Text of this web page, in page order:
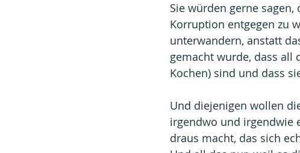
Sie würden gerne
Korruption entgegen zu
unterwandern, anstatt
gemacht wurde, dass all
Kochen) sind und dass
Und diejenigen wollen
irgendwo und irgendwie
draus macht, das sich